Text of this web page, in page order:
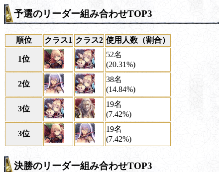
予選のリーダー組み合わせTOP3
順位 クラス1 クラス2 使用人数（割合）
1位
52名
(20.31%)
2位
38名
(14.84%)
3位
19名
(7.42%)
3位
19名
(7.42%)
決勝のリーダー組み合わせTOP3